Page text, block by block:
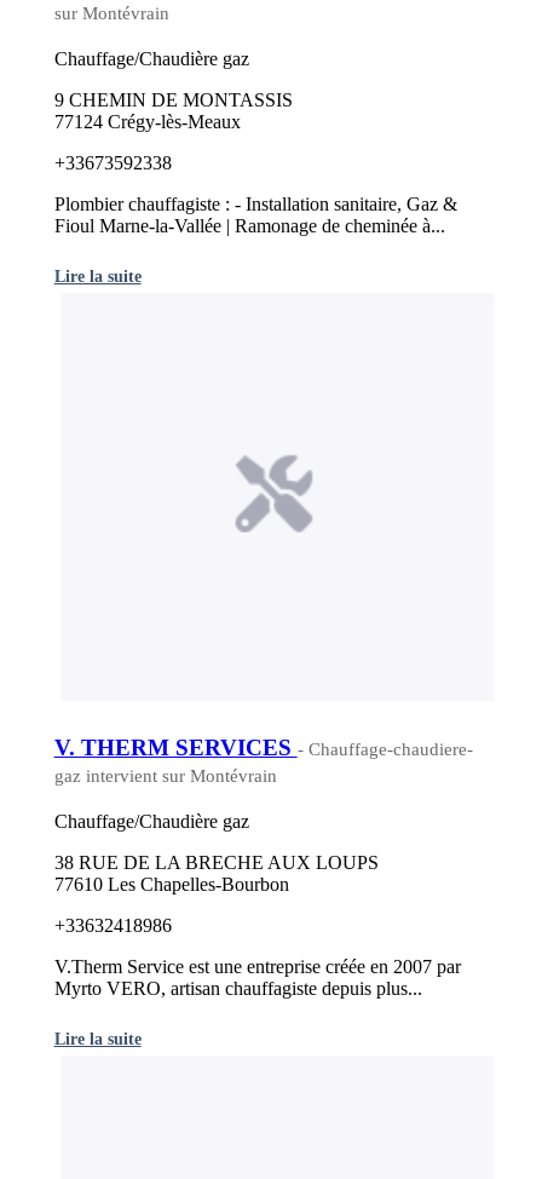
sur Montévrain
Chauffage/Chaudière gaz
9 CHEMIN DE MONTASSIS
77124 Crégy-lès-Meaux
+33673592338
Plombier chauffagiste : - Installation sanitaire, Gaz &
Fioul Marne-la-Vallée | Ramonage de cheminée à...
Lire la suite
V. THERM SERVICES - Chauffage-chaudiere-
gaz intervient sur Montévrain
Chauffage/Chaudière gaz
38 RUE DE LA BRECHE AUX LOUPS
77610 Les Chapelles-Bourbon
+33632418986
V.Therm Service est une entreprise créée en 2007 par
Myrto VERO, artisan chauffagiste depuis plus...
Lire la suite